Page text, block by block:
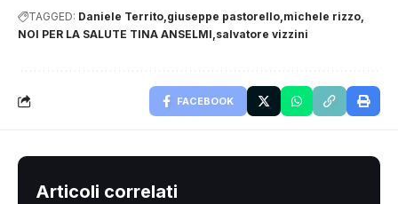
TAGGED: Daniele Territo giuseppe pastorello michele rizzo
NOI PER LA SALUTE TINA ANSELMI salvatore vizzini
FACEBOOK
Articoli correlati